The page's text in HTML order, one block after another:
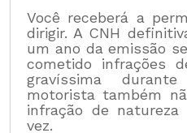
Você receberá a
dirigir. A CNH
um ano da emissão
cometido infrações
gravíssima
motorista também
infração de
vez.